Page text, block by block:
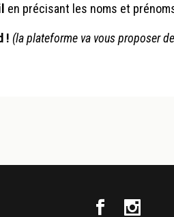
en précisant les noms et
! (la plateforme va vous proposer